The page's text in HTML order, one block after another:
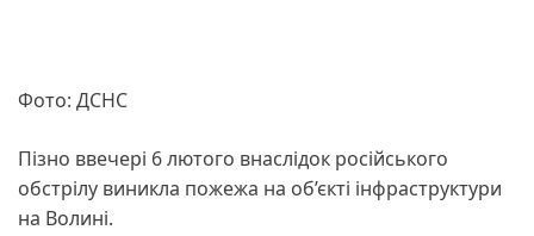
Фото: ДСНС
Пізно ввечері 6 лютого внаслідок російського
обстрілу виникла пожежа на об’єкті інфраструктури
на Волині.